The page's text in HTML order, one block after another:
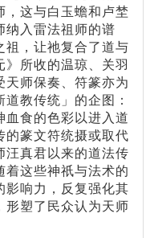
，这与白玉蟾和卢埜
纳入雷法祖师的谱
祖，让祂复合了道与
所收的温琼、关羽
天师保奏、符篆亦为
教传统」的企图：
血食的色彩以进入道
的篆文符统摄或取代
汪真君以来的道法传
着这些神祇与法术的
影响力，反复强化其
形塑了民众认为天师